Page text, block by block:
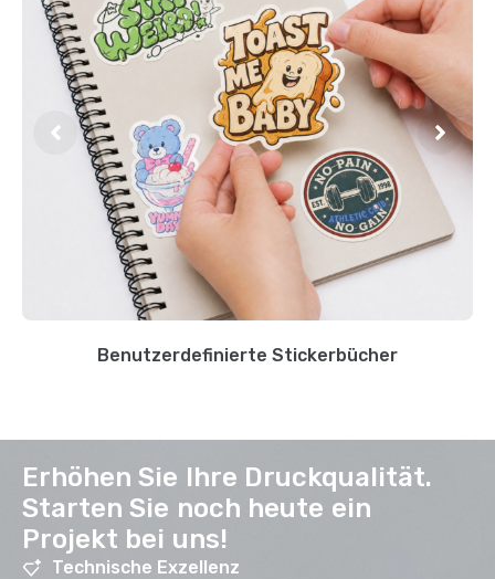
Benutzerdefinierte Stickerbücher
Erhöhen Sie Ihre Druckqualität.
Starten Sie noch heute ein
Projekt bei uns!
Technische Exzellenz